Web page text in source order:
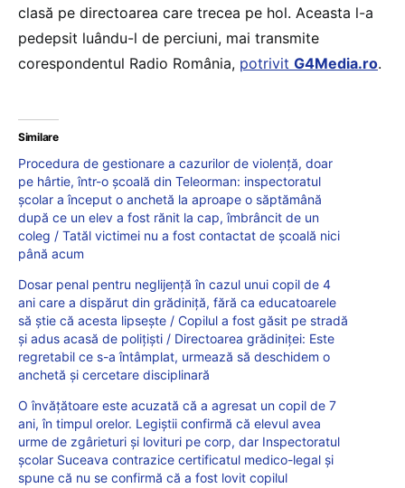
clasă pe directoarea care trecea pe hol. Aceasta l-a
pedepsit luându-l de perciuni, mai transmite
corespondentul Radio România, potrivit G4Media.ro.
Similare
Procedura de gestionare a cazurilor de violență, doar
pe hârtie, într-o școală din Teleorman: inspectoratul
școlar a început o anchetă la aproape o săptămână
după ce un elev a fost rănit la cap, îmbrâncit de un
coleg / Tatăl victimei nu a fost contactat de școală nici
până acum
Dosar penal pentru neglijență în cazul unui copil de 4
ani care a dispărut din grădiniță, fără ca educatoarele
să știe că acesta lipsește / Copilul a fost găsit pe stradă
și adus acasă de polițiști / Directoarea grădiniței: Este
regretabil ce s-a întâmplat, urmează să deschidem o
anchetă și cercetare disciplinară
O învățătoare este acuzată că a agresat un copil de 7
ani, în timpul orelor. Legiștii confirmă că elevul avea
urme de zgârieturi și lovituri pe corp, dar Inspectoratul
școlar Suceava contrazice certificatul medico-legal și
spune că nu se confirmă că a fost lovit copilul